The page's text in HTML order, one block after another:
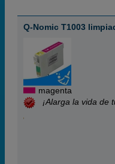
Q-Nomic T1003
magenta
¡Alarga la vida de